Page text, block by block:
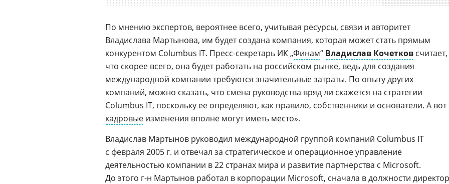
По мнению экспертов, вероятнее всего, учитывая ресурсы, связи и авторитет
Владислава Мартынова, им будет создана компания, которая может стать прямым
конкурентом Columbus IT. Пресс-секретарь ИК „Финам“ Владислав Кочетков считает,
что скорее всего, она будет работать на российском рынке, ведь для создания
международной компании требуются значительные затраты. По опыту других
компаний, можно сказать, что смена руководства вряд ли скажется на стратегии
Columbus IT, поскольку ее определяют, как правило, собственники и основатели. А вот
кадровые изменения вполне могут иметь место».
Владислав Мартынов руководил международной группой компаний Columbus IT
с февраля 2005 г. и отвечал за стратегическое и операционное управление
деятельностью компании в 22 странах мира и развитие партнерства с Microsoft.
До этого г-н Мартынов работал в корпорации Microsoft, сначала в должности